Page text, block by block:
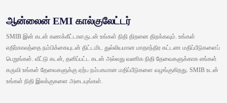
ஆன்லைன் EMI கால்குலேட்டர்
SMIB இன் கடன் கணக்கீட்டாளருடன் உங்கள் நிதி திறனை திறக்கவும். உங்கள்
எதிர்காலத்தை நம்பிக்கையுடன் திட்டமிட துல்லியமான மாதாந்திர கட்டண மதிப்பீடுகளைப்
பெறுங்கள். வீட்டு கடன், தனிப்பட்ட கடன் அல்லது வணிக நிதி தேவைகளுக்காக எங்கள்
கருவி உங்கள் தேவைகளுக்கு ஏற்ப நம்பகமான மதிப்பீடுகளை வழங்குகிறது. SMIB உடன்
உங்கள் நிதி இலக்குகளை அடையுங்கள்.